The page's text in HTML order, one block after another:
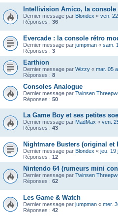
Intellivision Amico, la console
Dernier message par Blondex « ven.
Réponses : 36
Evercade : la console rétro
Dernier message par jumpman « sam.
Réponses : 3
Earthion
Dernier message par Wizzy « mar. 05
Réponses : 8
Consoles Analogue
Dernier message par Twinsen
Réponses : 50
La Game Boy et ses petites
Dernier message par MadMax « ven.
Réponses : 43
Nightmare Busters (original et
Dernier message par Blondex « jeu. 19
Réponses : 12
Nintendo 64 (rumeurs mini
Dernier message par Twinsen
Réponses : 62
Les Game & Watch
Dernier message par jumpman « mer.
Réponses : 42